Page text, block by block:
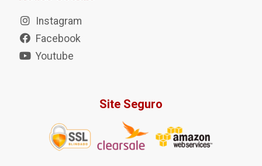
Instagram
Facebook
Youtube
Site Seguro